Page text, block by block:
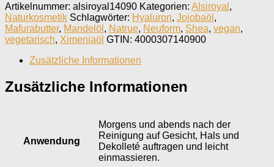
Artikelnummer: alsiroyal14090 Kategorien: Alsiroyal ,
Naturkosmetik Schlagwörter: Hyaluron, Jojobaöl ,
Mafurabutter, Mandelöl , Natrue, Neuform, Shea, vegan,
vegetarisch, Ximeniaöl GTIN: 4000307140900
Zusätzliche Informationen
Zusätzliche Informationen
Anwendung
Morgens und abends nach der
Reinigung auf Gesicht, Hals und
Dekolleté auftragen und leicht
einmassieren.